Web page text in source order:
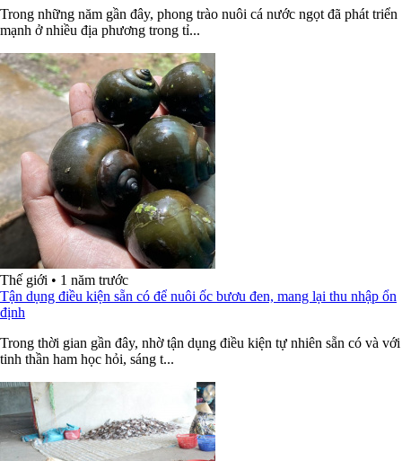
Trong những năm gần đây, phong trào nuôi cá nước ngọt đã phát triển
mạnh ở nhiều địa phương trong tỉ...
Thế giới • 1 năm trước
Tận dụng điều kiện sẵn có để nuôi ốc bươu đen, mang lại thu nhập ổn
định
Trong thời gian gần đây, nhờ tận dụng điều kiện tự nhiên sẵn có và với
tinh thần ham học hỏi, sáng t...